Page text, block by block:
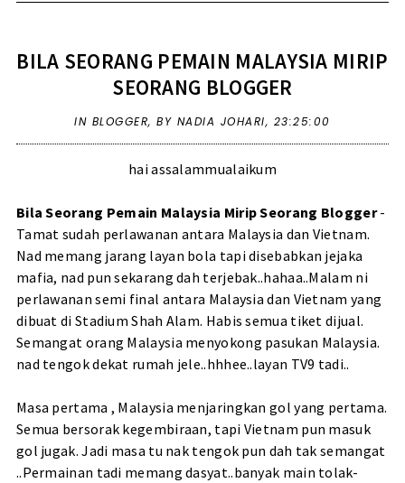
BILA SEORANG PEMAIN MALAYSIA MIRIP
SEORANG BLOGGER
IN BLOGGER,BY NADIA JOHARI, 23:25:00
hai assalammualaikum
Bila Seorang Pemain Malaysia Mirip Seorang Blogger-
Tamat sudah perlawanan antara Malaysia dan Vietnam.
Nad memang jarang layan bola tapi disebabkan jejaka
mafia, nad pun sekarang dah terjebak..hahaa..Malam ni
perlawanan semi final antara Malaysia dan Vietnam yang
dibuat di Stadium Shah Alam. Habis semua tiket dijual.
Semangat orang Malaysia menyokong pasukan Malaysia.
nad tengok dekat rumah jele..hhhee..layan TV9 tadi..
Masa pertama , Malaysia menjaringkan gol yang pertama.
Semua bersorak kegembiraan, tapi Vietnam pun masuk
gol jugak. Jadi masa tu nak tengok pun dah tak semangat
..Permainan tadi memang dasyat..banyak main tolak-